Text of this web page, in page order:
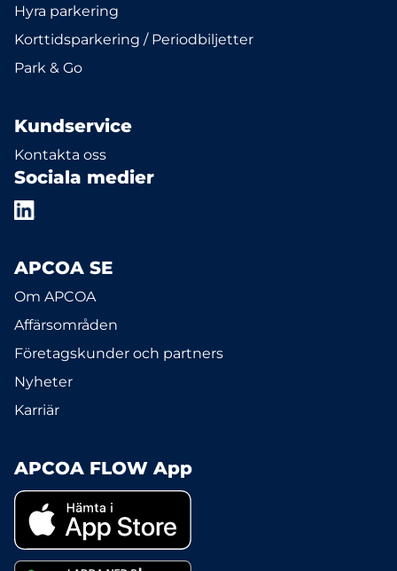
Hyra parkering
Korttidsparkering / Periodbiljetter
Park & Go
Kundservice
Kontakta oss
Sociala medier
APCOA SE
Om APCOA
Affärsområden
Företagskunder och partners
Nyheter
Karriär
APCOA FLOW App